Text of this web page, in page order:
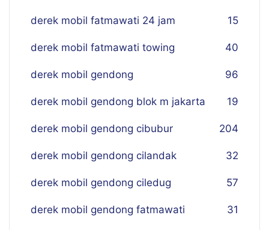
derek mobil fatmawati 24 jam 15
derek mobil fatmawati towing 40
derek mobil gendong 96
derek mobil gendong blok m jakarta 19
derek mobil gendong cibubur 204
derek mobil gendong cilandak 32
derek mobil gendong ciledug 57
derek mobil gendong fatmawati 31